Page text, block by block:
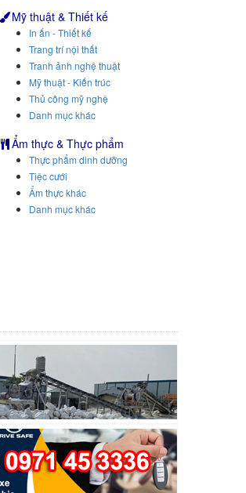
Mỹ thuật & Thiết kế
In ấn - Thiết kế
Trang trí nội thất
Tranh ảnh nghệ thuật
Mỹ thuật - Kiến trúc
Thủ công mỹ nghệ
Danh mục khác
Ẩm thực & Thực phẩm
Thực phẩm dinh dưỡng
Tiệc cưới
Ẩm thực khác
Danh mục khác